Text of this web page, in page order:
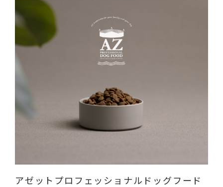
アゼットプロフェッショナルドッグフード